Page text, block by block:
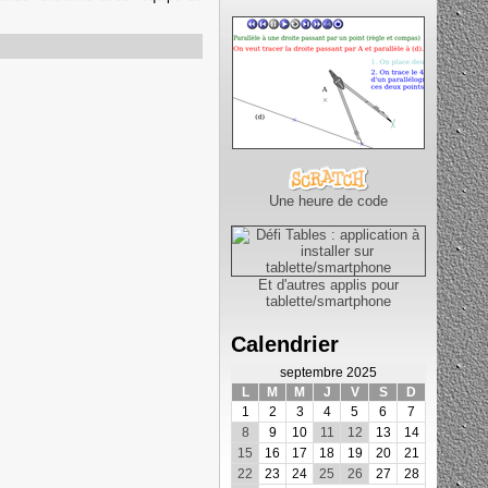
Une heure de code
Et d'autres applis pour
tablette/smartphone
Calendrier
septembre 2025
L
M M J V S
D
1
2 3 4 5 6
7
8
9 10 11 12 13
14
15
16 17 18 19 20
21
22
23 24 25 26 27 28